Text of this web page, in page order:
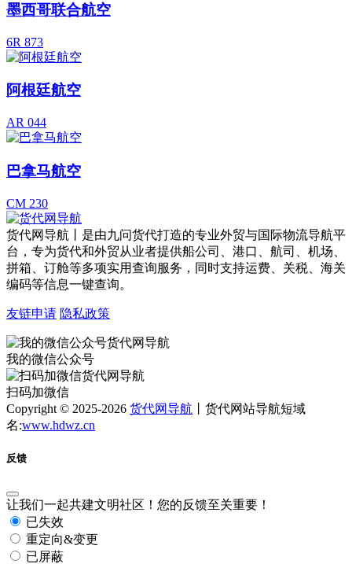
墨西哥联合航空
6R 873
阿根廷航空
AR 044
巴拿马航空
CM 230
货代网导航丨是由九问货代打造的专业外贸与国际物流导航平
台，专为货代和外贸从业者提供船公司、港口、航司、机场、
拼箱、订舱等多项实用查询服务，同时支持运费、关税、海关
编码等信息一键查询。
友链申请 隐私政策
我的微信公众号
扫码加微信
Copyright © 2025-2026 货代网导航 丨货代网站导航短域
名:www.hdwz.cn
反馈
让我们一起共建文明社区！您的反馈至关重要！
已失效
重定向&变更
已屏蔽